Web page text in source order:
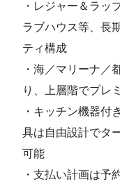
・レジャー＆ラッ
ラブハウス等、長
ティ構成
・海／マリーナ／
り、上層階でプレ
・キッチン機器付
具は自由設計でタ
可能
・支払い計画は予